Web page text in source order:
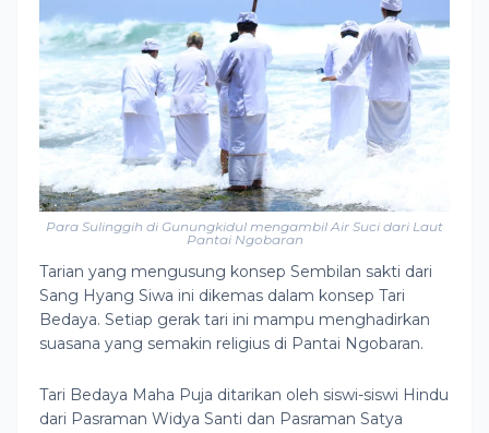
Para Sulinggih di Gunungkidul mengambil Air Suci dari Laut
Pantai Ngobaran
Tarian yang mengusung konsep Sembilan sakti dari
Sang Hyang Siwa ini dikemas dalam konsep Tari
Bedaya. Setiap gerak tari ini mampu menghadirkan
suasana yang semakin religius di Pantai Ngobaran.
Tari Bedaya Maha Puja ditarikan oleh siswi-siswi Hindu
dari Pasraman Widya Santi dan Pasraman Satya